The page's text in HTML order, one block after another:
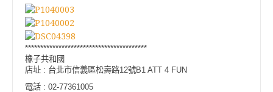
****************************************
橡子共和國
店址 : 台北市信義區松壽路12號B1 ATT 4 FUN
電話 : 02-77361005